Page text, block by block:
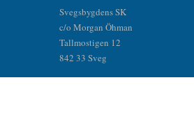
Svegsbygdens SK
c/o Morgan Öhman
Tallmostigen 12
842 33 Sveg